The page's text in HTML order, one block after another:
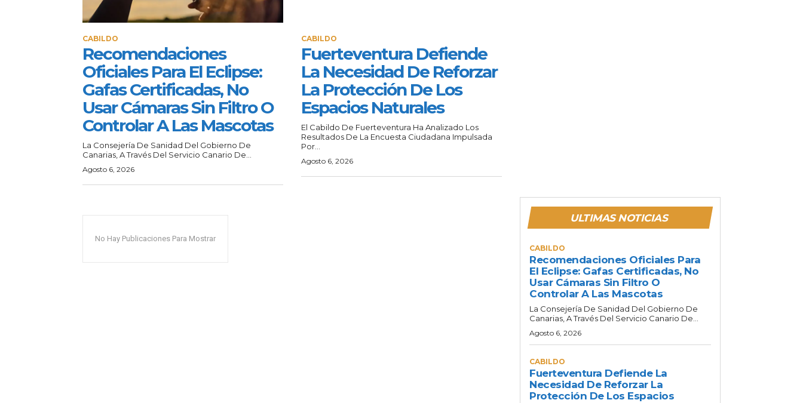
CABILDO
Recomendaciones
Oficiales Para El Eclipse:
Gafas Certificadas, No
Usar Cámaras Sin Filtro O
Controlar A Las Mascotas
La Consejería De Sanidad Del Gobierno De
Canarias, A Través Del Servicio Canario De...
Agosto 6, 2026
CABILDO
Fuerteventura Defiende
La Necesidad De Reforzar
La Protección De Los
Espacios Naturales
El Cabildo De Fuerteventura Ha Analizado Los
Resultados De La Encuesta Ciudadana Impulsada
Por...
Agosto 6, 2026
No Hay Publicaciones Para Mostrar
ULTIMAS NOTICIAS
CABILDO
Recomendaciones Oficiales Para
El Eclipse: Gafas Certificadas, No
Usar Cámaras Sin Filtro O
Controlar A Las Mascotas
La Consejería De Sanidad Del Gobierno De
Canarias, A Través Del Servicio Canario De...
Agosto 6, 2026
CABILDO
Fuerteventura Defiende La
Necesidad De Reforzar La
Protección De Los Espacios